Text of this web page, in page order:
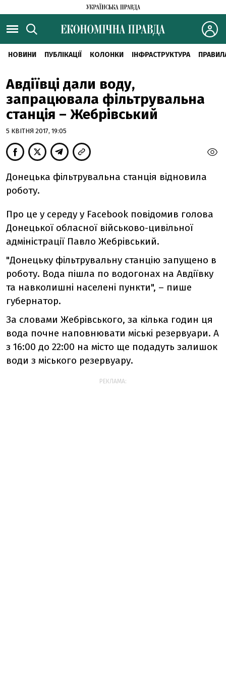
НОВИНИ ПУБЛІКАЦІЇ КОЛОНКИ ІНФРАСТРУКТУРА
Авдіївці дали воду,
запрацювала фільтрувальна
станція – Жебрівський
5 КВІТНЯ 2017, 19:05
Донецька фільтрувальна станція відновила
роботу.
Про це у середу у Facebook повідомив голова
Донецької обласної військово-цивільної
адміністрації Павло Жебрівський.
"Донецьку фільтрувальну станцію запущено в
роботу. Вода пішла по водогонах на Авдіївку
та навколишні населені пункти", – пише
губернатор.
За словами Жебрівського, за кілька годин ця
вода почне наповнювати міські резервуари. А
з 16:00 до 22:00 на місто ще подадуть залишок
води з міського резервуару.
РЕКЛАМА: